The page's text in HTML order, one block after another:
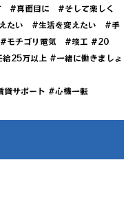
#真面目に #そして楽しく
たい #生活を変えたい #手
モチゴリ電気 #竣工 #20
万以上 #一緒に働きましょ
サポート #心機一転